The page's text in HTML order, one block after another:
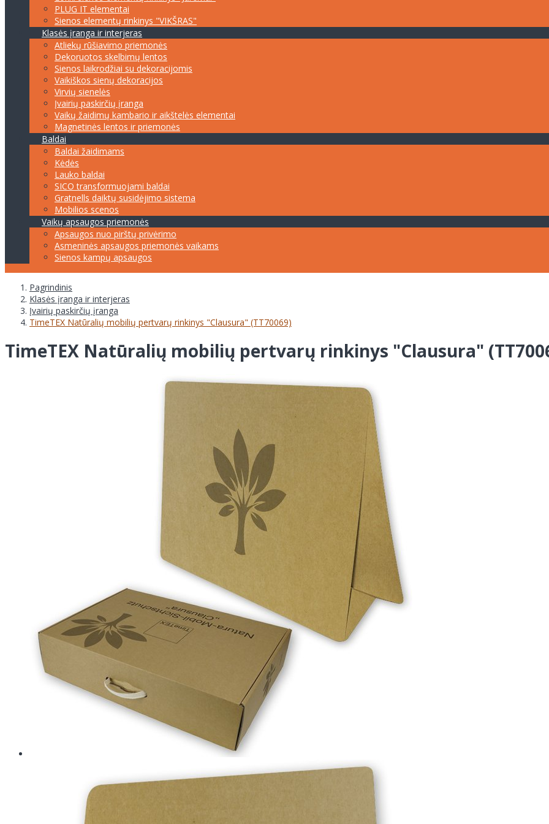
PLUG IT elementai
Sienos elementų rinkinys "VIKŠRAS"
Klasės įranga ir interjeras
Atliekų rūšiavimo priemonės
Dekoruotos skelbimų lentos
Sienos laikrodžiai su dekoracijomis
Vaikiškos sienų dekoracijos
Virvių sienelės
Įvairių paskirčių įranga
Vaikų žaidimų kambario ir aikštelės elementai
Magnetinės lentos ir priemonės
Baldai
Baldai žaidimams
Kėdės
Lauko baldai
SICO transformuojami baldai
Gratnells daiktų susidėjimo sistema
Mobilios scenos
Vaikų apsaugos priemonės
Apsaugos nuo pirštų privėrimo
Asmeninės apsaugos priemonės vaikams
Sienos kampų apsaugos
Pagrindinis
Klasės įranga ir interjeras
Įvairių paskirčių įranga
TimeTEX Natūralių mobilių pertvarų rinkinys "Clausura" (TT70069)
TimeTEX Natūralių mobilių pertvarų rinkinys "Clausura"